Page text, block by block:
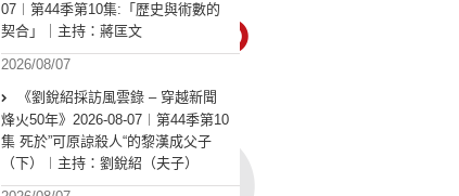
07︱第44季第10集:「歴史與術數的
契合」｜主持：蔣匡文
2026/08/07
《劉銳紹採訪風雲錄 – 穿越新聞
烽火50年》2026-08-07︱第44季第10
集 死於”可原諒殺人“的黎漢成父子
（下）︱主持：劉銳紹（夫子）